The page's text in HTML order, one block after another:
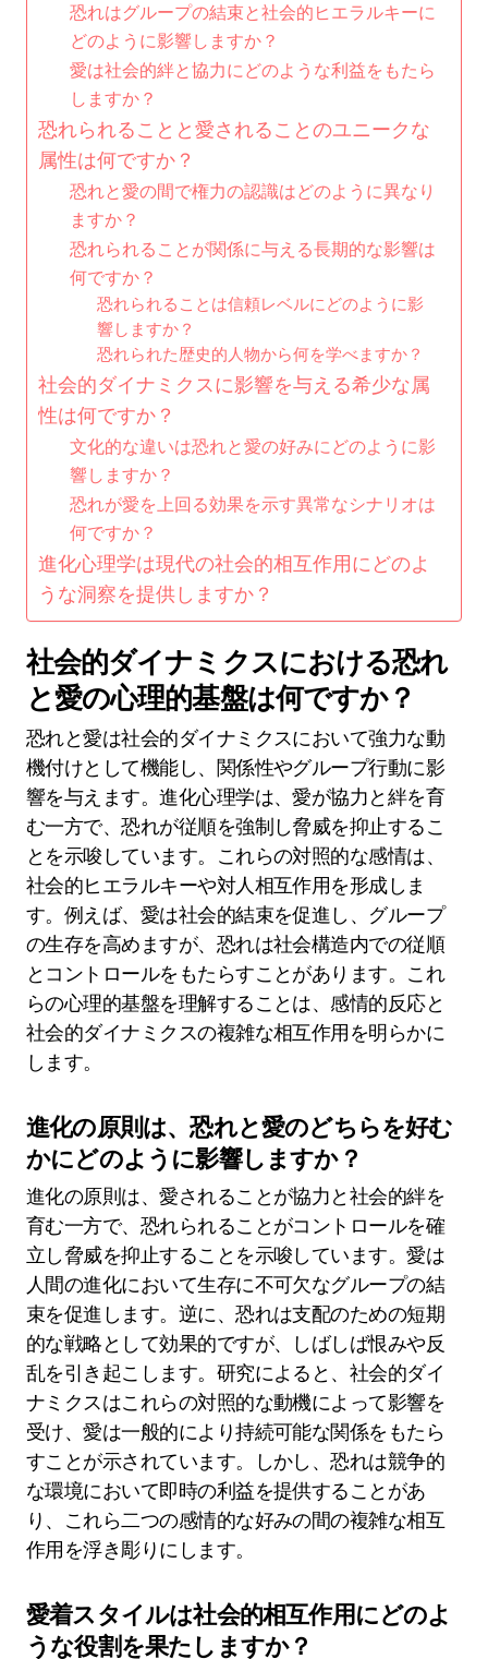
恐れはグループの結束と社会的ヒエラルキーに
どのように影響しますか？
愛は社会的絆と協力にどのような利益をもたら
しますか？
恐れられることと愛されることのユニークな
属性は何ですか？
恐れと愛の間で権力の認識はどのように異なり
ますか？
恐れられることが関係に与える長期的な影響は
何ですか？
恐れられることは信頼レベルにどのように影
響しますか？
恐れられた歴史的人物から何を学べますか？
社会的ダイナミクスに影響を与える希少な属
性は何ですか？
文化的な違いは恐れと愛の好みにどのように影
響しますか？
恐れが愛を上回る効果を示す異常なシナリオは
何ですか？
進化心理学は現代の社会的相互作用にどのよ
うな洞察を提供しますか？
社会的ダイナミクスにおける恐れ
と愛の心理的基盤は何ですか？
恐れと愛は社会的ダイナミクスにおいて強力な動
機付けとして機能し、関係性やグループ行動に影
響を与えます。進化心理学は、愛が協力と絆を育
む一方で、恐れが従順を強制し脅威を抑止するこ
とを示唆しています。これらの対照的な感情は、
社会的ヒエラルキーや対人相互作用を形成しま
す。例えば、愛は社会的結束を促進し、グループ
の生存を高めますが、恐れは社会構造内での従順
とコントロールをもたらすことがあります。これ
らの心理的基盤を理解することは、感情的反応と
社会的ダイナミクスの複雑な相互作用を明らかに
します。
進化の原則は、恐れと愛のどちらを好む
かにどのように影響しますか？
進化の原則は、愛されることが協力と社会的絆を
育む一方で、恐れられることがコントロールを確
立し脅威を抑止することを示唆しています。愛は
人間の進化において生存に不可欠なグループの結
束を促進します。逆に、恐れは支配のための短期
的な戦略として効果的ですが、しばしば恨みや反
乱を引き起こします。研究によると、社会的ダイ
ナミクスはこれらの対照的な動機によって影響を
受け、愛は一般的により持続可能な関係をもたら
すことが示されています。しかし、恐れは競争的
な環境において即時の利益を提供することがあ
り、これら二つの感情的な好みの間の複雑な相互
作用を浮き彫りにします。
愛着スタイルは社会的相互作用にどのよ
うな役割を果たしますか？